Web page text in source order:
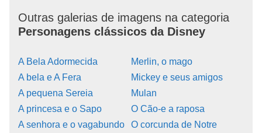
Outras galerias de imagens na categoria
Personagens clássicos da Disney
A Bela Adormecida
A bela e A Fera
A pequena Sereia
A princesa e o Sapo
A senhora e o vagabundo
Merlin, o mago
Mickey e seus amigos
Mulan
O Cão-e a raposa
O corcunda de Notre